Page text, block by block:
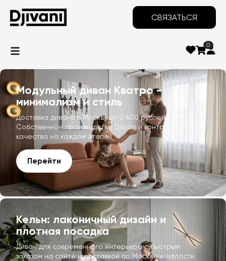
СВЯЗАТЬСЯ
0
Модульный диван Кватро -
минимализм и стиль
Доставка дивана в Москву от 2 400 рублей.
Собственное производство Djivani и контроль
качества на каждом этапе.
Перейти
Кельн: лаконичный дизайн и
плотная посадка
Диван для современного интерьера с быстрым
заказом на сайте и доставкой по Москве и области.